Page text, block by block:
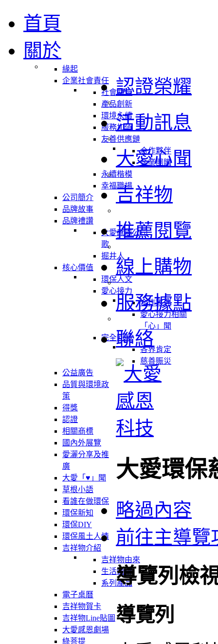
首頁
關於
緣起
企業社會責任
社會關懷
產品創新
環境永續
服務加值
友善供應鏈
合作夥伴
企業團購
永續楷模
幸福職場
公司簡介
品牌故事
品牌禮讚
大愛感恩公司
歌
掘井人
核心價值
環保人文
愛心接力
合作夥伴
愛心接力相關
「心」聞
完全回饋
各界肯定
慈善賑災
公益廣告
品質與環境政
策
認證榮耀
得獎
認證
相關商標
活動訊息
國內外展覽
愛灑分享及推
廣
大愛心聞
大愛「♥」聞
草根小語
看誰在做環保
環保新知
環保DIY
環保風土人情
吉祥物
吉祥物介紹
吉祥物由來
生活軌跡
系列產品
電子桌曆
吉祥物賀卡
吉祥物Line貼圖
大愛感恩劇場
推薦閱覽
綠菩提
線上購物
服務據點
聯絡
大愛環保
略過內容
前往主導覽
導覽列檢
導覽列